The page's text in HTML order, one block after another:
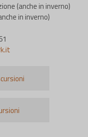
(anche in inverno)
in inverno)